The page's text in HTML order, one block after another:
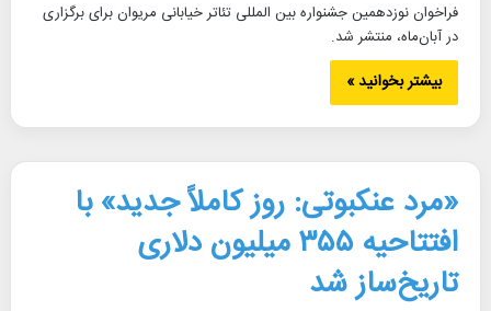
فراخوان نوزدهمین جشنواره بین المللی تئاتر خیابانی مریوان برای برگزاری
در آبان‌ماه، منتشر شد.
بیشتر بخوانید »
«مرد عنکبوتی: روز کاملاً جدید» با
افتتاحیه ۳۵۵ میلیون دلاری
تاریخ‌ساز شد